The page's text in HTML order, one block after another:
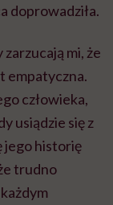
doprowadziła.
mi, że
empatyczna.
człowieka,
usiądzie się z
jego historię
trudno